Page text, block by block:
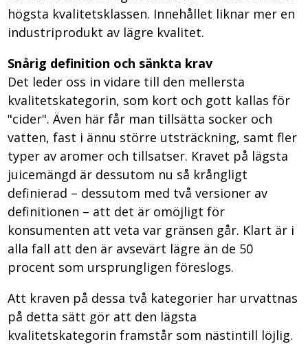
högsta kvalitetsklassen. Innehållet liknar mer en
industriprodukt av lägre kvalitet.
Snårig definition och sänkta krav
Det leder oss in vidare till den mellersta
kvalitetskategorin, som kort och gott kallas för
"cider". Även här får man tillsätta socker och
vatten, fast i ännu större utsträckning, samt fler
typer av aromer och tillsatser. Kravet på lägsta
juicemängd är dessutom nu så krångligt
definierad – dessutom med två versioner av
definitionen – att det är omöjligt för
konsumenten att veta var gränsen går. Klart är i
alla fall att den är avsevärt lägre än de 50
procent som ursprungligen föreslogs.
Att kraven på dessa två kategorier har urvattnas
på detta sätt gör att den lägsta
kvalitetskategorin framstår som nästintill löjlig.